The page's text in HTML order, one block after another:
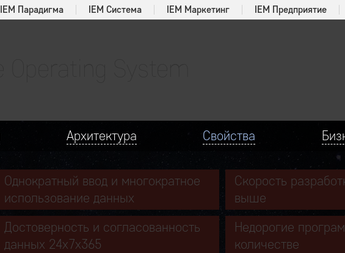
IEM Парадигма IEM Система IEM Маркетинг IEM Предприятие
Архитектура Свойства
Однократный ввод и многократное
использование данных
Достоверность и согласованность
данных 24х7х365
Скорость
выше
Недорогие
количестве